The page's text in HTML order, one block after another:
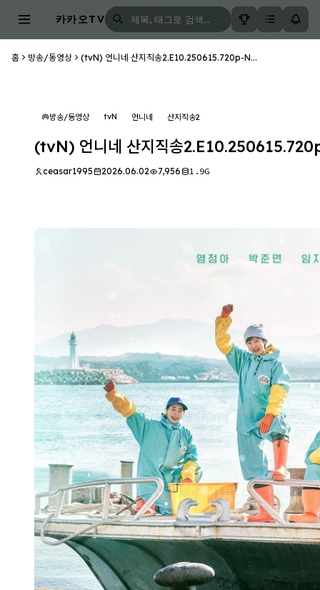
카카오TV
홈 방송/동영상 (tvN) 언니네 산지직송2.E10.250615.720p-N...
방송/동영상 tvN 언니네 산지직송2
(tvN) 언니네 산지직송
ceasar1995 2026.06.02 7,956 1.9G